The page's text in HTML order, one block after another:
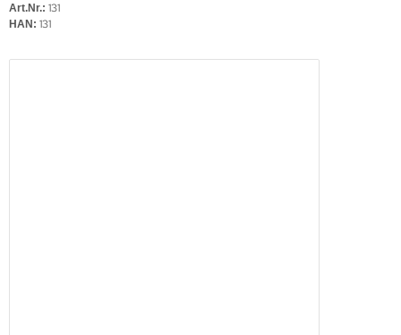
Art.Nr.: 131
HAN: 131